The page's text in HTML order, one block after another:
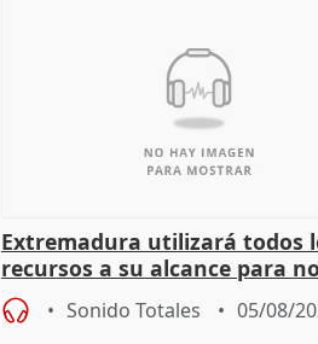
Extremadura utilizará todos
recursos a su alcance para
más menores migrantes
Sonido Totales 05/08/